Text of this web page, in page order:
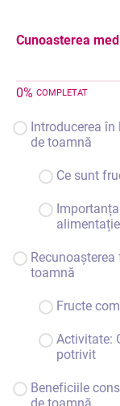
Cunoasterea
0% COMPLETAT
Introducerea
de toamnă
Ce sunt
alimentație
toamnă
Fructe
Activitate:
potrivit
Beneficiile